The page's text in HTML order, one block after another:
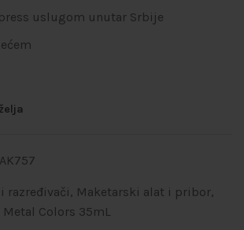
uslugom unutar Srbije
AK757
razređivači, Maketarski alat i pribor,
Metal Colors 35mL